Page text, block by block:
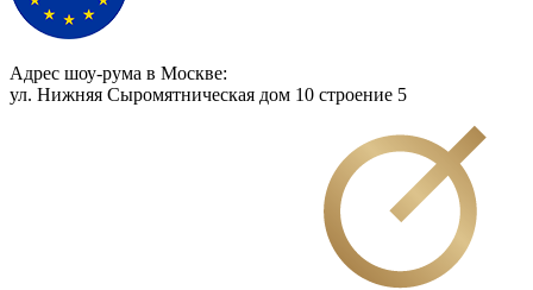
Адрес шоу-рума в Москве:
ул. Нижняя Сыромятническая дом 10 cтроение 5